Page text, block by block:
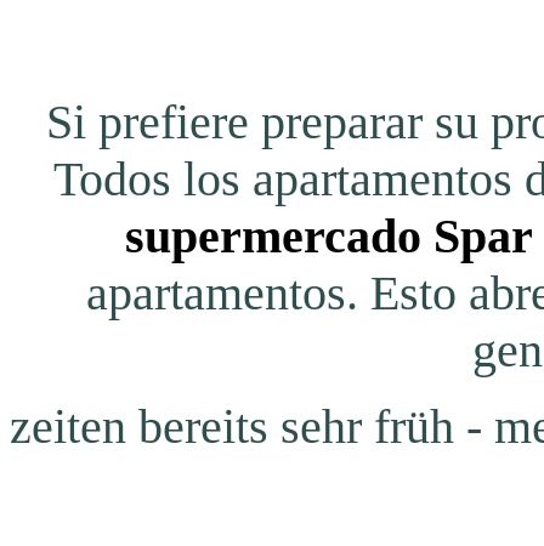
Si prefiere preparar su
Todos los apartamentos
supermercado Spar
apartamentos. Esto
zeiten bereits sehr früh -